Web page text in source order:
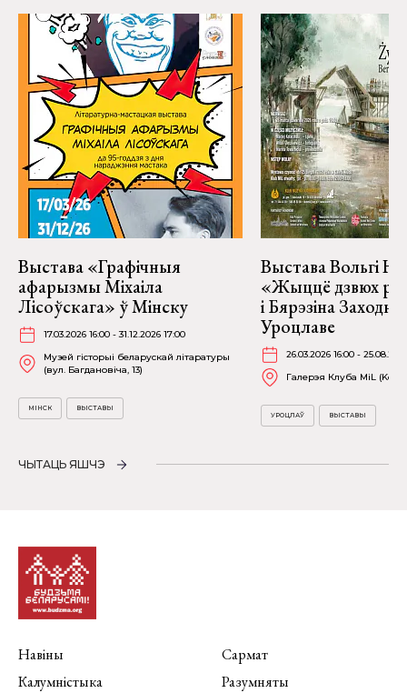
Выстава «Графічныя
афарызмы Міхаіла
Лісоўскага» ў Мінску
17.03.2026 16:00 - 31.12.2026 17:00
Музей гісторыі беларускай літаратуры
(вул. Багдановіча, 13)
МІНСК ВЫСТАВЫ
Выстава Вольгі
«Жыццё дзвюх
і Бярэзіна
Уроцлаве
26.03.2026 16:00 -
Галерэя Клуба MiL
УРОЦЛАЎ ВЫСТАВЫ
ЧЫТАЦЬ ЯШЧЭ
Навіны
Калумністыка
Сармат
Разумняты